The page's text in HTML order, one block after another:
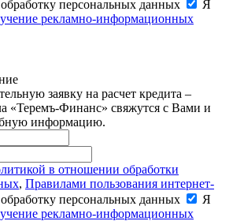
персональных данных
Я
рекламно-информационных
заявку на расчет кредита –
«Теремъ-Финанс» свяжутся с Вами и
информацию.
в отношении обработки
, Правилами пользования интернет-
персональных данных
Я
рекламно-информационных